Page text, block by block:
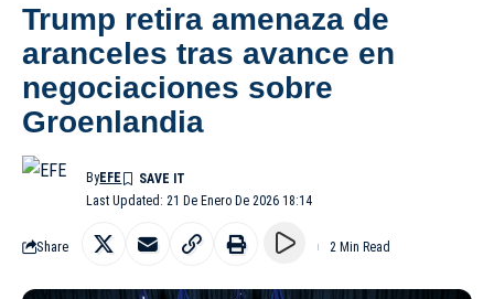
Trump retira amenaza de
aranceles tras avance en
negociaciones sobre
Groenlandia
Last Updated: 21 De Enero De 2026 18:14
ByEFE
Share 2 Min Read